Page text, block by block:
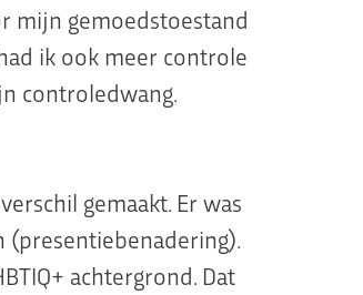
mijn gemoedstoestand
ik ook meer controle
controledwang.
gemaakt. Er was
(presentiebenadering).
achtergrond. Dat